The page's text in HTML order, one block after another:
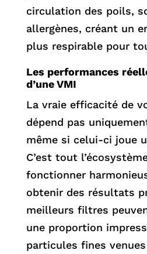
circulation des poils,
allergènes, créant un
plus respirable pour
Les performances
d’une VMI
La vraie efficacité de
dépend pas
même si celui-ci joue
C’est tout
fonctionner
obtenir des résultats
meilleurs filtres
une proportion
particules fines venues